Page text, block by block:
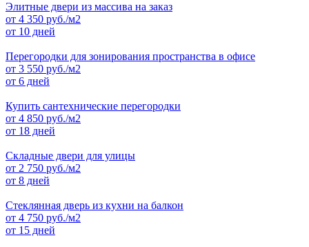
Элитные двери из массива на заказ
от 4 350 руб./м2
от 10 дней
Перегородки для зонирования пространства в офисе
от 3 550 руб./м2
от 6 дней
Купить сантехнические перегородки
от 4 850 руб./м2
от 18 дней
Складные двери для улицы
от 2 750 руб./м2
от 8 дней
Стеклянная дверь из кухни на балкон
от 4 750 руб./м2
от 15 дней